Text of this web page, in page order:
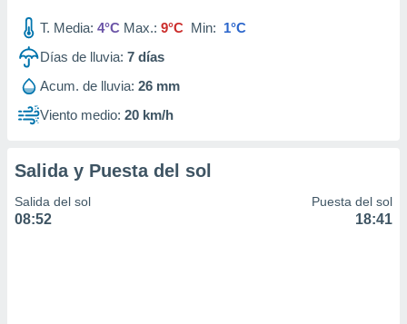
publicidad
de
1199
T. Media: 4°C Max.: 9°C Min: 1°C
Días de lluvia: 7 días
Acum. de lluvia: 26 mm
Viento medio: 20 km/h
Salida y Puesta del sol
Salida del sol
08:52
Puesta del sol
18:41